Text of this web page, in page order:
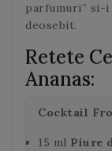
parfumuri” si-i
deosebit.
Retete
Ananas:
Cocktail
15 ml Piure